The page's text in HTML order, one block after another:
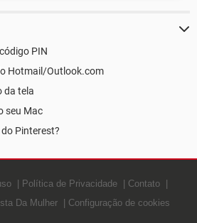
PIN
Hotmail/Outlook.com
da tela
seu Mac
Pinterest?
Política de Privacidade
Contato
Da Mulher Configuração de cookies